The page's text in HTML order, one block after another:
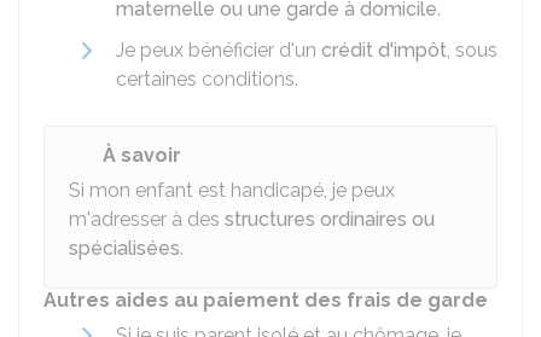
maternelle ou une garde à domicile.
Je peux bénéficier d'un crédit d'impôt, sous
certaines conditions.
À savoir
Si mon enfant est handicapé, je peux
m'adresser à des structures ordinaires ou
spécialisées.
Autres aides au paiement des frais de garde